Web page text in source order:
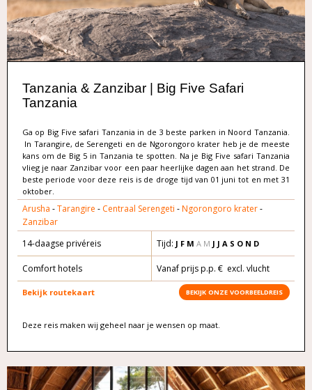
Tanzania & Zanzibar | Big Five Safari
Tanzania
Ga op Big Five safari Tanzania in de 3 beste parken in Noord Tanzania.
In Tarangire, de Serengeti en de Ngorongoro krater heb je de meeste
kans om de Big 5 in Tanzania te spotten. Na je Big Five safari Tanzania
vlieg je naar Zanzibar voor een paar heerlijke dagen aan het strand. De
beste periode voor deze reis is de droge tijd van 01 juni tot en met 31
oktober.
Arusha -Tarangire - Centraal Serengeti -Ngorongoro krater-
Zanzibar
14-daagse privéreis
Tijd: J F M A M J J A S O N D
Comfort hotels Vanaf prijs p.p. € excl. vlucht
Bekijk routekaart BEKIJK ONZE VOORBEELDREIS
Deze reis maken wij geheel naar je wensen op maat.